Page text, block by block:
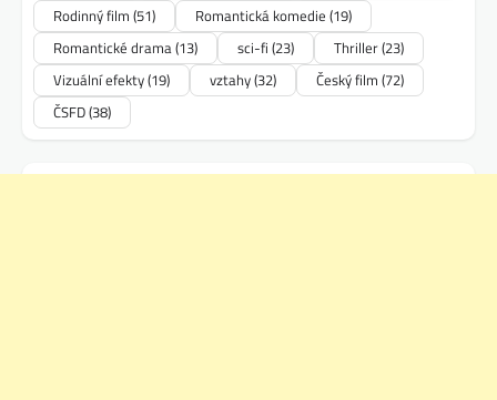
Rodinný film (51) Romantická komedie (19)
Romantické drama(13) sci-fi (23) Thriller(23)
Vizuální efekty(19) vztahy(32) Český film (72)
ČSFD(38)